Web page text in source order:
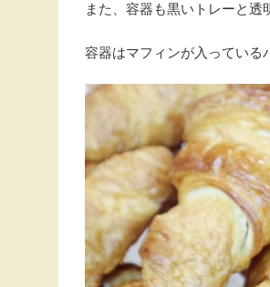
また、容器も黒いトレーと透
容器はマフィンが入っている